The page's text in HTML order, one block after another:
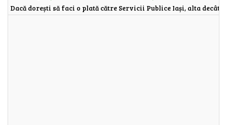
Dacă dorești să faci o plată către Servicii Publice Iași, alta